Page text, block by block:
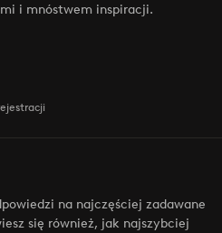
i mnóstwem inspiracji.
na najczęściej zadawane
się również, jak najszybciej